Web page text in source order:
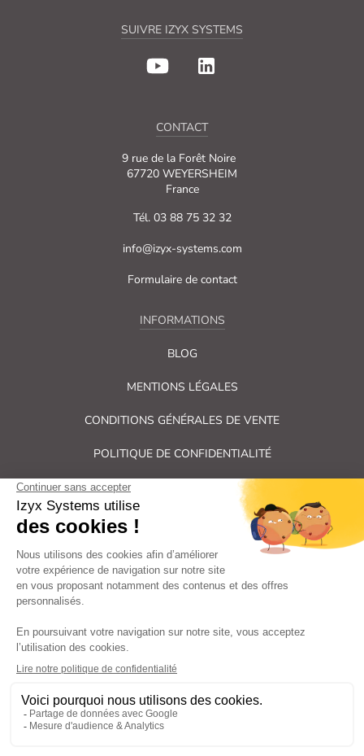
SUIVRE IZYX SYSTEMS
CONTACT
9 rue de la Forêt Noire
67720 WEYERSHEIM
France
Tél. 03 88 75 32 32
info@izyx-systems.com
Formulaire de contact
INFORMATIONS
BLOG
MENTIONS LÉGALES
CONDITIONS GÉNÉRALES DE VENTE
POLITIQUE DE CONFIDENTIALITÉ
Tous droits réservés Izyx Systems ©
Contrôle des accès et verrouillage de porte : serrure électrique,
gâche électrique, ventouse électromagnétique